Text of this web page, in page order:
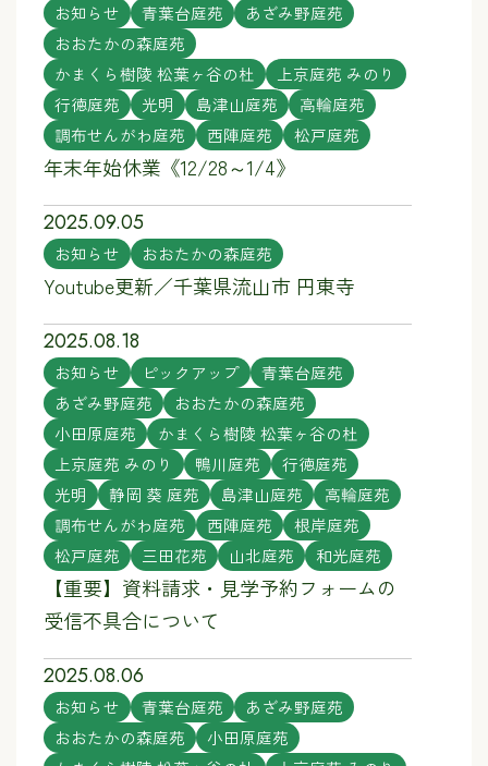
お知らせ 青葉台庭苑
あざみ野庭苑
おおたかの森庭苑
かまくら樹陵 松葉ヶ谷の杜
上京庭苑 みのり
行徳庭苑
光明 島津山庭苑
高輪庭苑
調布せんがわ庭苑
西陣庭苑 松戸庭苑
年末年始休業《12/28～1/4》
2025.09.05
お知らせ おおたかの森庭苑
Youtube更新／千葉県流山市 円東寺
2025.08.18
お知らせ ピックアップ
青葉台庭苑
あざみ野庭苑
おおたかの森庭苑
小田原庭苑
かまくら樹陵 松葉ヶ谷の杜
上京庭苑 みのり
鴨川庭苑
行徳庭苑
光明
静岡 葵 庭苑 島津山庭苑
高輪庭苑
調布せんがわ庭苑
西陣庭苑
根岸庭苑
松戸庭苑
三田花苑 山北庭苑 和光庭苑
【重要】資料請求・見学予約フォームの
受信不具合について
2025.08.06
お知らせ 青葉台庭苑
あざみ野庭苑
おおたかの森庭苑
小田原庭苑